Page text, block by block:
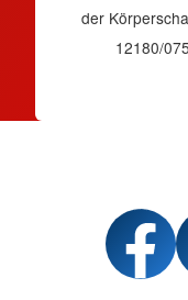
der
12180/